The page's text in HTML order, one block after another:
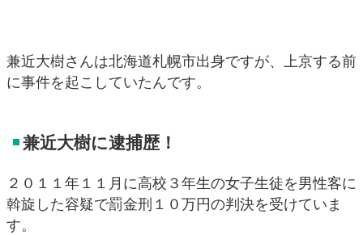
兼近大樹さんは北海道札幌市出身ですが、上京する前
に事件を起こしていたんです。
兼近大樹に逮捕歴！
２０１１年１１月に高校３年生の女子生徒を男性客に
斡旋した容疑で罰金刑１０万円の判決を受けていま
す。